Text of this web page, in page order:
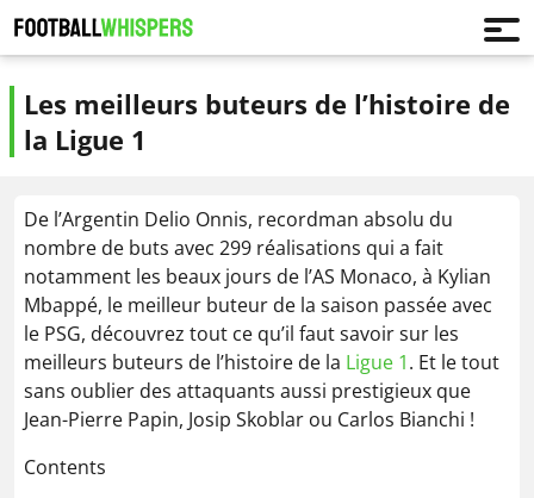
Les meilleurs buteurs de l’histoire de
la Ligue 1
De l’Argentin Delio Onnis, recordman absolu du
nombre de buts avec 299 réalisations qui a fait
notamment les beaux jours de l’AS Monaco, à Kylian
Mbappé, le meilleur buteur de la saison passée avec
le PSG, découvrez tout ce qu’il faut savoir sur les
meilleurs buteurs de l’histoire de la Ligue 1. Et le tout
sans oublier des attaquants aussi prestigieux que
Jean-Pierre Papin, Josip Skoblar ou Carlos Bianchi !
Contents